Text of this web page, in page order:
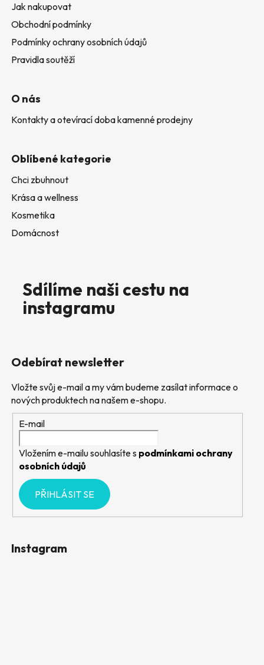
Jak nakupovat
Obchodní podmínky
Podmínky ochrany osobních údajů
Pravidla soutěží
O nás
Kontakty a otevírací doba kamenné prodejny
Oblíbené kategorie
Chci zbuhnout
Krása a wellness
Kosmetika
Domácnost
Sdílíme naši cestu na
instagramu
Odebírat newsletter
Vložte svůj e-mail a my vám budeme zasílat informace o
nových produktech na našem e-shopu.
E-mail
Vložením e-mailu souhlasíte s podmínkami ochrany
osobních údajů
PŘIHLÁSIT SE
Instagram